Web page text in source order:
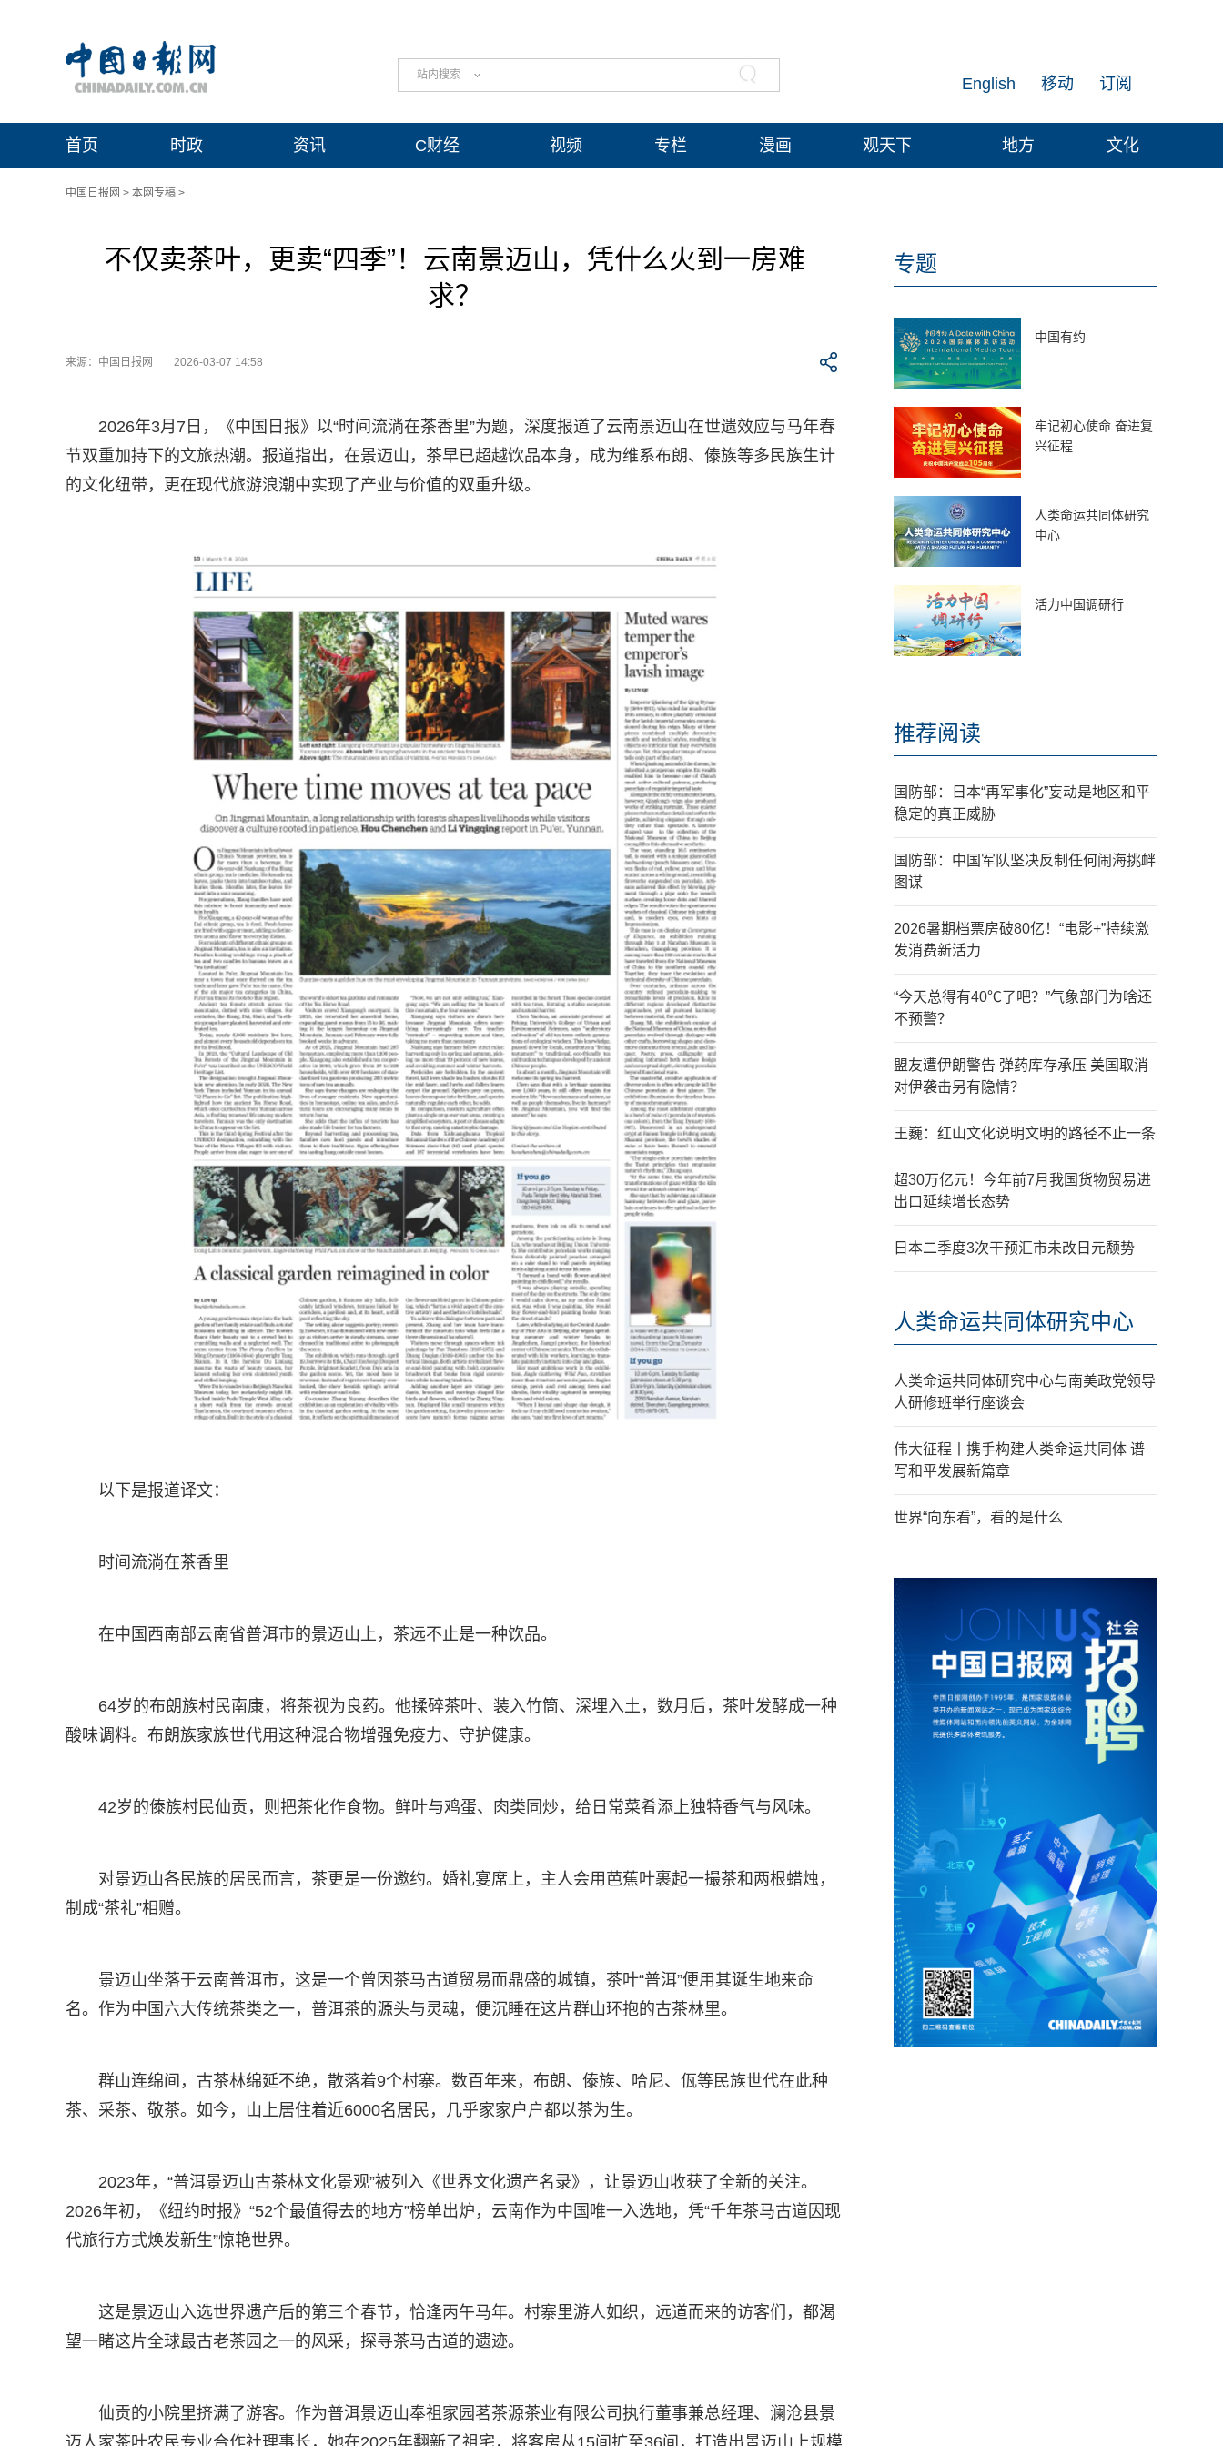
站内搜索 订阅
移动
English
首页 时政 资讯 C财经 视频 专栏 漫画 观天下 地方 文化
中国日报网 > 本网专稿 >
不仅卖茶叶，更卖“四季”！云南景迈山，凭什么火到一房难
求？
来源：中国日报网 2026-03-07 14:58
2026年3月7日，《中国日报》以“时间流淌在茶香里”为题，深度报道了云南景迈山在世遗效应与马年春
节双重加持下的文旅热潮。报道指出，在景迈山，茶早已超越饮品本身，成为维系布朗、傣族等多民族生计
的文化纽带，更在现代旅游浪潮中实现了产业与价值的双重升级。
以下是报道译文：
时间流淌在茶香里
在中国西南部云南省普洱市的景迈山上，茶远不止是一种饮品。
64岁的布朗族村民南康，将茶视为良药。他揉碎茶叶、装入竹筒、深埋入土，数月后，茶叶发酵成一种
酸味调料。布朗族家族世代用这种混合物增强免疫力、守护健康。
42岁的傣族村民仙贡，则把茶化作食物。鲜叶与鸡蛋、肉类同炒，给日常菜肴添上独特香气与风味。
对景迈山各民族的居民而言，茶更是一份邀约。婚礼宴席上，主人会用芭蕉叶裹起一撮茶和两根蜡烛，
制成“茶礼”相赠。
景迈山坐落于云南普洱市，这是一个曾因茶马古道贸易而鼎盛的城镇，茶叶“普洱”便用其诞生地来命
名。作为中国六大传统茶类之一，普洱茶的源头与灵魂，便沉睡在这片群山环抱的古茶林里。
群山连绵间，古茶林绵延不绝，散落着9个村寨。数百年来，布朗、傣族、哈尼、佤等民族世代在此种
茶、采茶、敬茶。如今，山上居住着近6000名居民，几乎家家户户都以茶为生。
2023年，“普洱景迈山古茶林文化景观”被列入《世界文化遗产名录》，让景迈山收获了全新的关注。
2026年初，《纽约时报》“52个最值得去的地方”榜单出炉，云南作为中国唯一入选地，凭“千年茶马古道因现
代旅行方式焕发新生”惊艳世界。
这是景迈山入选世界遗产后的第三个春节，恰逢丙午马年。村寨里游人如织，远道而来的访客们，都渴
望一睹这片全球最古老茶园之一的风采，探寻茶马古道的遗迹。
仙贡的小院里挤满了游客。作为普洱景迈山奉祖家园茗茶源茶业有限公司执行董事兼总经理、澜沧县景
迈人家茶叶农民专业合作社理事长，她在2025年翻新了祖宅，将客房从15间扩至36间，打造出景迈山上规模
专题
中国有约
牢记初心使命 奋进复
兴征程
人类命运共同体研究
中心
活力中国调研行
推荐阅读
国防部：日本“再军事化”妄动是地区和平
稳定的真正威胁
国防部：中国军队坚决反制任何闹海挑衅
图谋
2026暑期档票房破80亿！“电影+”持续激
发消费新活力
“今天总得有40℃了吧？”气象部门为啥还
不预警？
盟友遭伊朗警告 弹药库存承压 美国取消
对伊袭击另有隐情？
王巍：红山文化说明文明的路径不止一条
超30万亿元！今年前7月我国货物贸易进
出口延续增长态势
日本二季度3次干预汇市未改日元颓势
人类命运共同体研究中心
人类命运共同体研究中心与南美政党领导
人研修班举行座谈会
伟大征程丨携手构建人类命运共同体 谱
写和平发展新篇章
世界“向东看”，看的是什么